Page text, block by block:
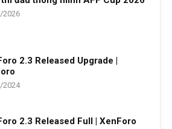
2026
2.3 Released Upgrade |
2024
2.3 Released Full | XenForo